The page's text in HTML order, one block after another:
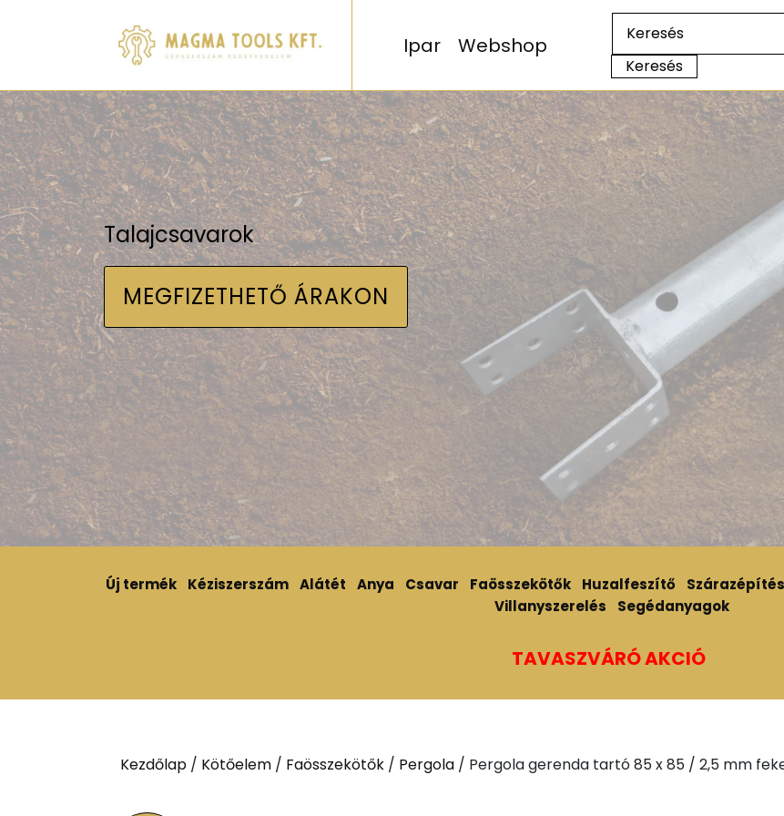
Ipar Webshop
Talajcsavarok
MEGFIZETHETŐ ÁRAKON
Új termék Kéziszerszám Alátét Anya Csavar Faösszekötők Huzalfeszítő Szárazépítés
Villanyszerelés
Segédanyagok
TAVASZVÁRÓ AKCIÓ
Kezdőlap / Kötőelem / Faösszekötők / Pergola / Pergola gerenda tartó 85 x 85 / 2,5 mm